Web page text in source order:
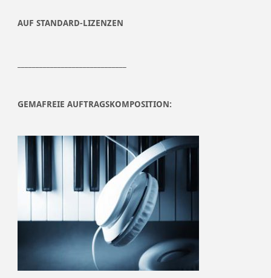
AUF STANDARD-LIZENZEN
GEMAFREIE AUFTRAGSKOMPOSITION: